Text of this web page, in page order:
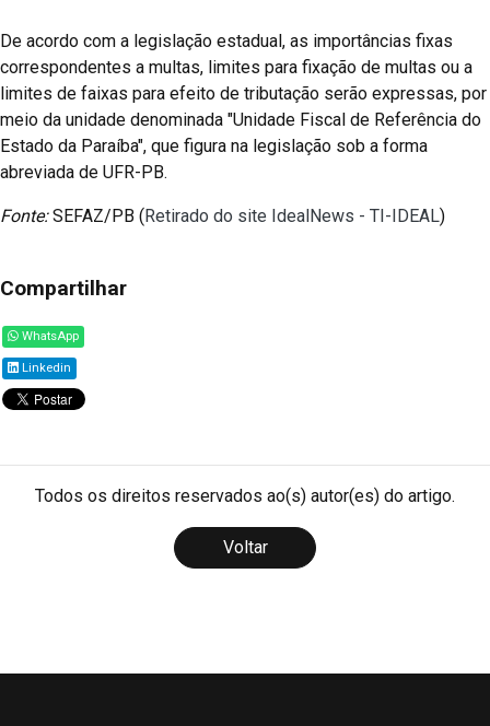
De acordo com a legislação estadual, as importâncias fixas
correspondentes a multas, limites para fixação de multas ou a
limites de faixas para efeito de tributação serão expressas, por
meio da unidade denominada "Unidade Fiscal de Referência do
Estado da Paraíba", que figura na legislação sob a forma
abreviada de UFR-PB.
Fonte:SEFAZ/PB (Retirado do site IdealNews - TI-IDEAL)
Compartilhar
WhatsApp
Linkedin
Todos os direitos reservados ao(s) autor(es) do artigo.
Voltar